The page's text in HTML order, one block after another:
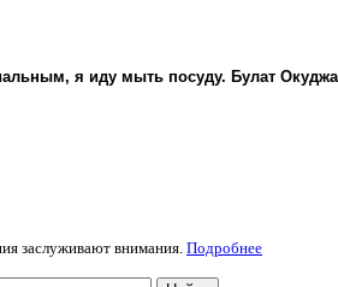
я иду мыть посуду. Булат
заслуживают внимания. Подробнее